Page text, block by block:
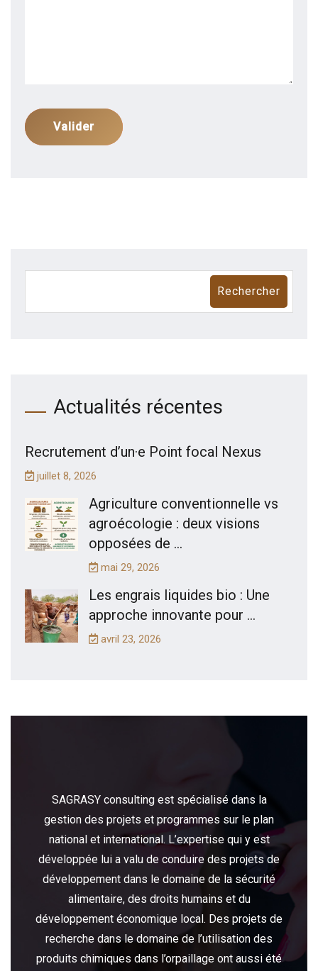
Valider
Rechercher
Actualités récentes
Recrutement d’un·e Point focal Nexus
juillet 8, 2026
Agriculture conventionnelle vs
agroécologie : deux visions
opposées de ...
mai 29, 2026
Les engrais liquides bio : Une
approche innovante pour ...
avril 23, 2026
SAGRASY consulting est spécialisé dans la
gestion des projets et programmes sur le plan
national et international. L’expertise qui y est
développée lui a valu de conduire des projets de
développement dans le domaine de la sécurité
alimentaire, des droits humains et du
développement économique local. Des projets de
recherche dans le domaine de l’utilisation des
produits chimiques dans l’orpaillage ont aussi été